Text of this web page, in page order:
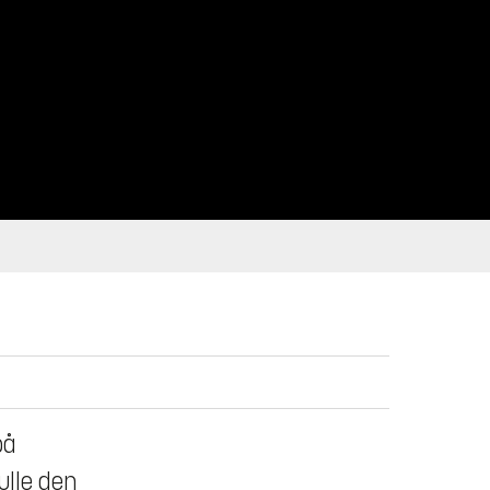
den